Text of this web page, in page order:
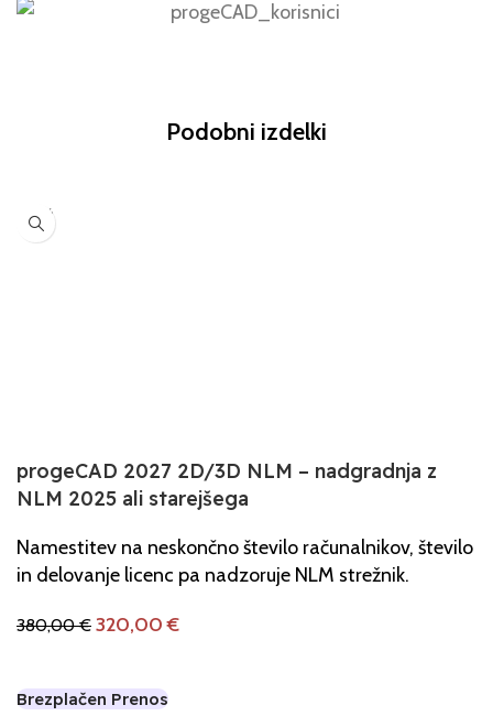
Podobni izdelki
-16%
progeCAD 2027 2D/3D NLM – nadgradnja z
NLM 2025 ali starejšega
Namestitev na neskončno število računalnikov, število
in delovanje licenc pa nadzoruje NLM strežnik.
380,00€ 320,00€
Brezplačen Prenos